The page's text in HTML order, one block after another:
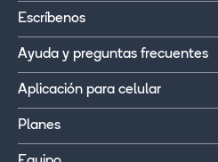
Escríbenos
Ayuda y preguntas frecuentes
Aplicación para celular
Planes